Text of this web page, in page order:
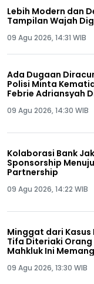
Lebih Modern dan
Tampilan Wajah
09 Agu 2026, 14:31 WIB
Ada Dugaan
Polisi Minta
Febrie Adriansyah
09 Agu 2026, 14:30 WIB
Kolaborasi Bank
Sponsorship
Partnership
09 Agu 2026, 14:22 WIB
Minggat dari
Tifa Diteriaki Orang
Mahkluk Ini
09 Agu 2026, 13:30 WIB